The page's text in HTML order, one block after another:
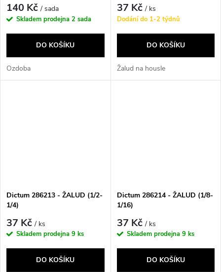
140 Kč/ sada
Skladem prodejna 2 sada
DO KOŠÍKU
Ozdoba
37 Kč/ ks
Dodání do 1-2 týdnů
DO KOŠÍKU
Žalud na housle
Dictum 286213 - ŽALUD (1/2-
1/4)
37 Kč/ ks
Skladem prodejna 9 ks
DO KOŠÍKU
Dictum 286214 - ŽALUD (1/8-
1/16)
37 Kč/ ks
Skladem prodejna 9 ks
DO KOŠÍKU